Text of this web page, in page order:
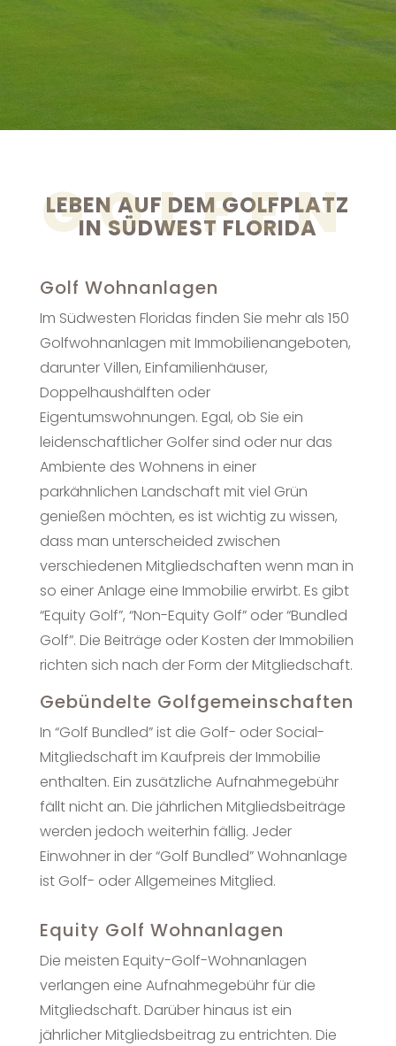
LEBEN AUF DEM GOLFPLATZ
IN SÜDWEST FLORIDA
GOLFEN
Golf Wohnanlagen
Im Südwesten Floridas finden Sie mehr als 150
Golfwohnanlagen mit Immobilienangeboten,
darunter Villen, Einfamilienhäuser,
Doppelhaushälften oder
Eigentumswohnungen. Egal, ob Sie ein
leidenschaftlicher Golfer sind oder nur das
Ambiente des Wohnens in einer
parkähnlichen Landschaft mit viel Grün
genießen möchten, es ist wichtig zu wissen,
dass man unterscheided zwischen
verschiedenen Mitgliedschaften wenn man in
so einer Anlage eine Immobilie erwirbt. Es gibt
“Equity Golf”, “Non-Equity Golf” oder “Bundled
Golf”. Die Beiträge oder Kosten der Immobilien
richten sich nach der Form der Mitgliedschaft.
Gebündelte Golfgemeinschaften
In “Golf Bundled” ist die Golf- oder Social-
Mitgliedschaft im Kaufpreis der Immobilie
enthalten. Ein zusätzliche Aufnahmegebühr
fällt nicht an. Die jährlichen Mitgliedsbeiträge
werden jedoch weiterhin fällig. Jeder
Einwohner in der “Golf Bundled” Wohnanlage
ist Golf- oder Allgemeines Mitglied.
Equity Golf Wohnanlagen
Die meisten Equity-Golf-Wohnanlagen
verlangen eine Aufnahmegebühr für die
Mitgliedschaft. Darüber hinaus ist ein
jährlicher Mitgliedsbeitrag zu entrichten. Die